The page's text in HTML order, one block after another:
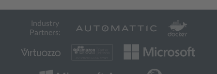
Industry
Partners: